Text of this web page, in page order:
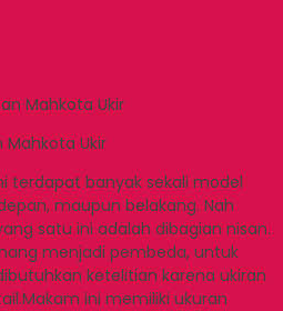
Mahkota Ukir
terdapat banyak sekali model
maupun belakang. Nah
satu ini adalah dibagian nisan.
menjadi pembeda, untuk
ketelitian karena ukiran
ini memiliki ukuran